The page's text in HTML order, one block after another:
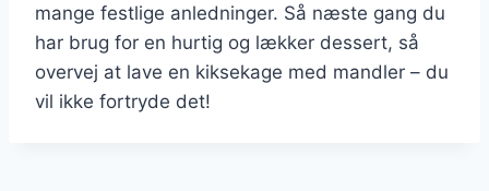
mange festlige anledninger. Så næste gang du
har brug for en hurtig og lækker dessert, så
overvej at lave en kiksekage med mandler – du
vil ikke fortryde det!